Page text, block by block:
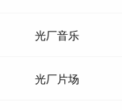
上传图片
光厂音乐
热门音乐
光厂片场